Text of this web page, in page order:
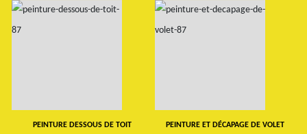
PEINTURE DESSOUS DE TOIT PEINTURE ET DÉCAPAGE DE VOLET